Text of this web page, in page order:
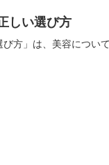
しい選び方
方」は、美容につ